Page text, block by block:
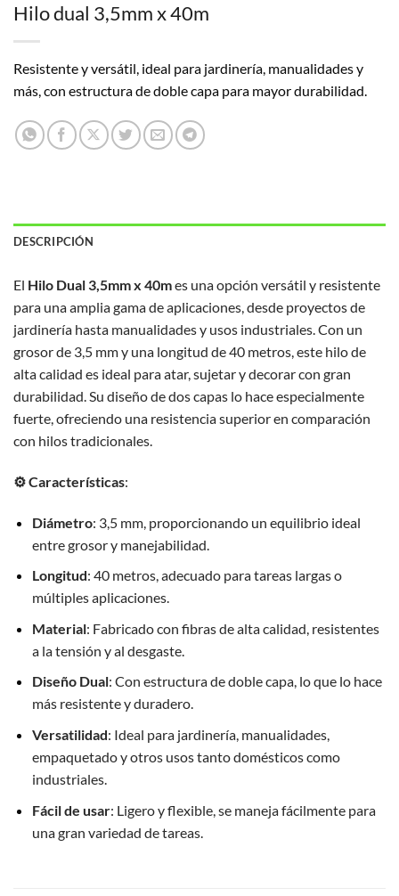
Hilo dual 3,5mm x 40m
Resistente y versátil, ideal para jardinería, manualidades y
más, con estructura de doble capa para mayor durabilidad.
DESCRIPCIÓN
El Hilo Dual 3,5mm x 40mes una opción versátil y resistente
para una amplia gama de aplicaciones, desde proyectos de
jardinería hasta manualidades y usos industriales. Con un
grosor de 3,5 mm y una longitud de 40 metros, este hilo de
alta calidad es ideal para atar, sujetar y decorar con gran
durabilidad. Su diseño de dos capas lo hace especialmente
fuerte, ofreciendo una resistencia superior en comparación
con hilos tradicionales.
⚙️ Características:
Diámetro: 3,5 mm, proporcionando un equilibrio ideal
entre grosor y manejabilidad.
Longitud: 40 metros, adecuado para tareas largas o
múltiples aplicaciones.
Material: Fabricado con fibras de alta calidad, resistentes
a la tensión y al desgaste.
Diseño Dual: Con estructura de doble capa, lo que lo hace
más resistente y duradero.
Versatilidad: Ideal para jardinería, manualidades,
empaquetado y otros usos tanto domésticos como
industriales.
Fácil de usar: Ligero y flexible, se maneja fácilmente para
una gran variedad de tareas.